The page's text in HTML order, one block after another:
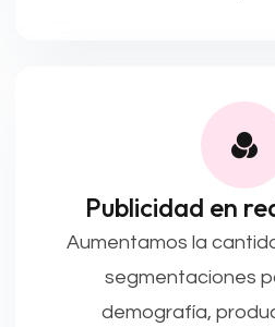
Publicidad en
Aumentamos la
segmentaciones
demografía,